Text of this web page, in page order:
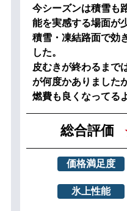
今シーズンは積雪も
能を実感する場面が
積雪・凍結路面で効
した。
皮むきが終わるまで
が何度かありました
燃費も良くなってる
総合評価
価格満足度
氷上性能